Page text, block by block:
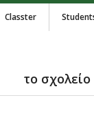
Classter
το σχολείο